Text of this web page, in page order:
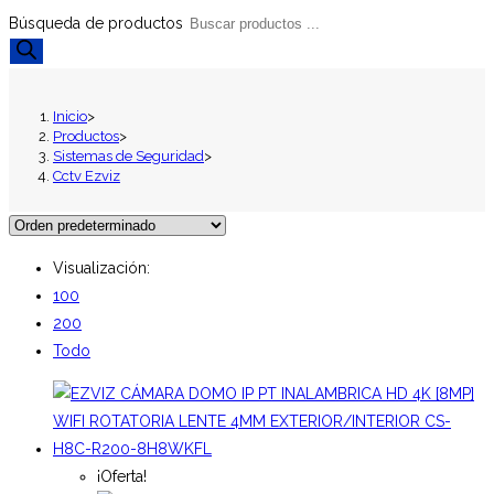
Búsqueda de productos
Inicio>
Productos>
Sistemas de Seguridad>
Cctv Ezviz
Visualización:
100
200
Todo
¡Oferta!